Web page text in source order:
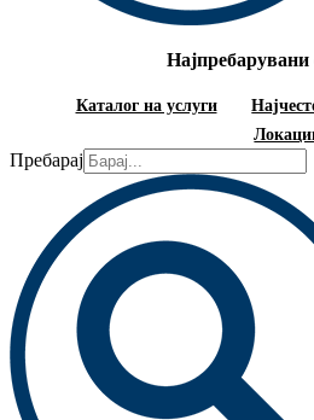
Најпребарувани
Каталог на услуги
Пребарај